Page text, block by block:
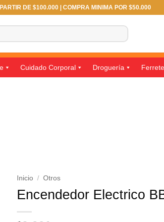
DE $100.000 | COMPRA MINIMA POR $50.000
Cuidado Corporal Droguería
Inicio / Otros
Encendedor Electrico